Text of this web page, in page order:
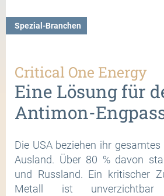
Spezial-Branchen
Critical One Energy
Eine Lösung für
Antimon-
Die USA beziehen ihr
Ausland. Über 80 % davon
und Russland. Ein kritischer
Metall ist